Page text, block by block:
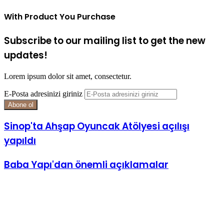
With Product You Purchase
Subscribe to our mailing list to get the new
updates!
Lorem ipsum dolor sit amet, consectetur.
E-Posta adresinizi giriniz
Sinop'ta Ahşap Oyuncak Atölyesi açılışı
yapıldı
Baba Yapı'dan önemli açıklamalar